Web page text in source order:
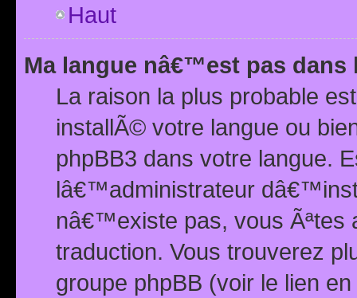
Haut
Ma langue nâ€™est pas dans
La raison la plus probable
installÃ© votre langue ou
phpBB3 dans votre langue.
lâ€™administrateur
nâ€™existe pas, vous Ãªtes
traduction. Vous trouverez
groupe phpBB (voir le lien